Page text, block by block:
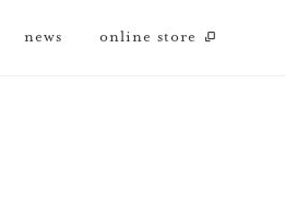
news online store